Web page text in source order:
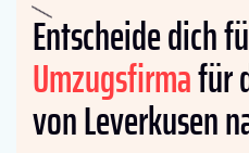
Entscheide dich
Umzugsfirmafür
von Leverkusen